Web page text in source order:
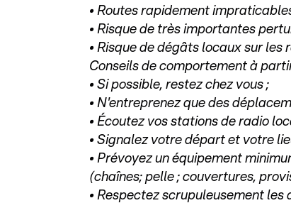
• Routes rapidement
• Risque de très importantes
• Risque de dégâts locaux sur
Conseils de comportement à
• Si possible, restez chez vous ;
• N'entreprenez que des
• Écoutez vos stations de radio
• Signalez votre départ et votre
• Prévoyez un équipement
(chaînes; pelle ; couvertures,
• Respectez scrupuleusement